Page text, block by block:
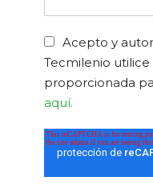
Acepto y
Tecmilenio
proporcionada
aquí.